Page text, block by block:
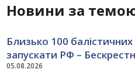
Новини за
05.08.2026
Близько 100
запускати РФ –